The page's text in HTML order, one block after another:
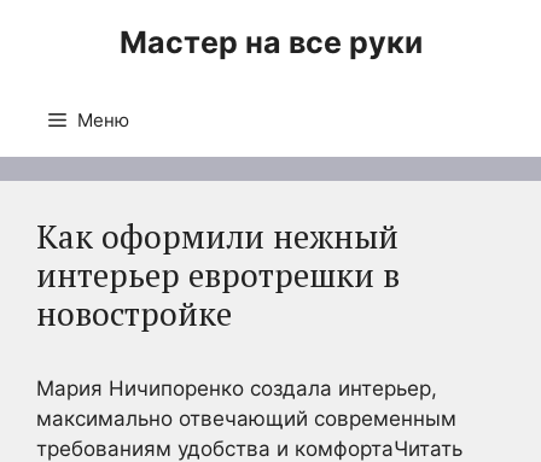
Мастер на все руки
Меню
Как оформили нежный
интерьер евротрешки в
новостройке
Мария Ничипоренко создала интерьер,
максимально отвечающий современным
требованиям удобства и комфортаЧитать